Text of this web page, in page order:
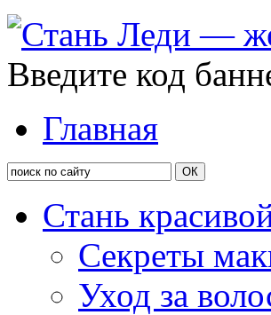
Введите код
Главная
Стань
Секреты
Уход за